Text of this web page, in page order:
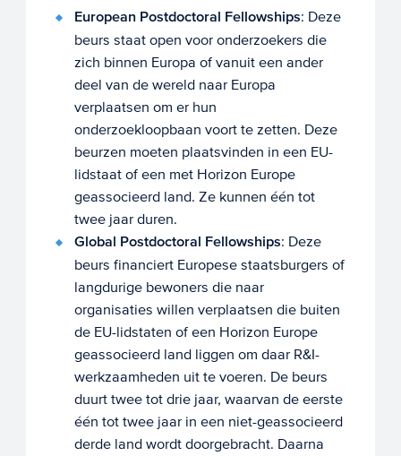
European Postdoctoral Fellowships: Deze
beurs staat open voor onderzoekers die
zich binnen Europa of vanuit een ander
deel van de wereld naar Europa
verplaatsen om er hun
onderzoekloopbaan voort te zetten. Deze
beurzen moeten plaatsvinden in een EU-
lidstaat of een met Horizon Europe
geassocieerd land. Ze kunnen één tot
twee jaar duren.
Global Postdoctoral Fellowships: Deze
beurs financiert Europese staatsburgers of
langdurige bewoners die naar
organisaties willen verplaatsen die buiten
de EU-lidstaten of een Horizon Europe
geassocieerd land liggen om daar R&I-
werkzaamheden uit te voeren. De beurs
duurt twee tot drie jaar, waarvan de eerste
één tot twee jaar in een niet-geassocieerd
derde land wordt doorgebracht. Daarna